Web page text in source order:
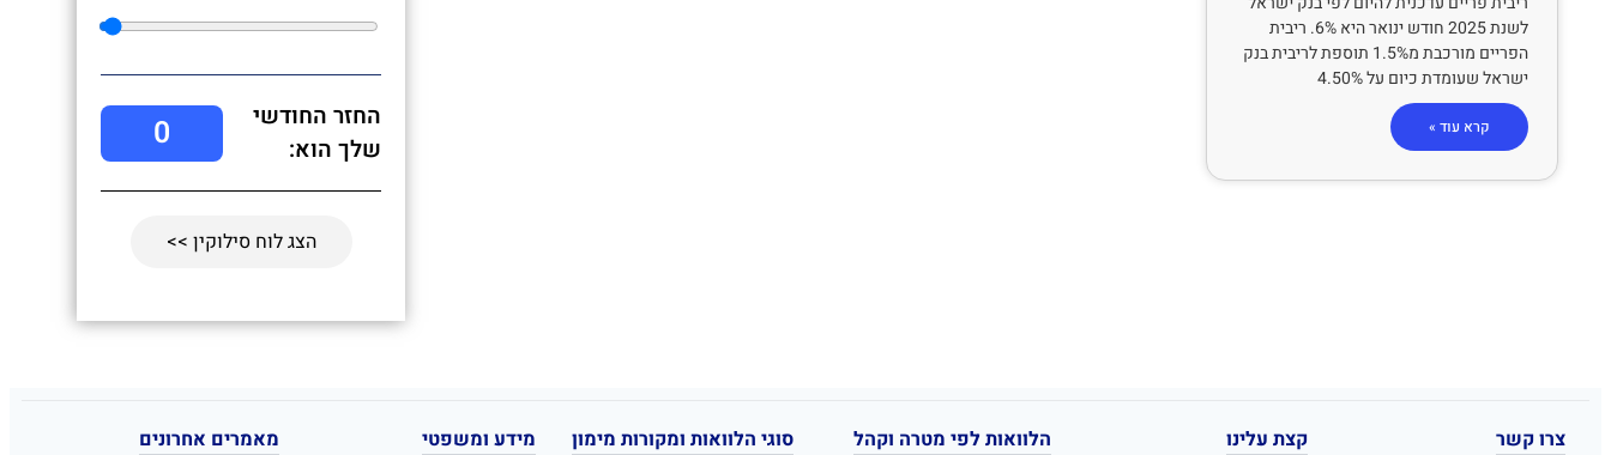
לשנת 2025 חודש ינואר היא 6%. ריבית
הפריים מורכבת מ1.5% תוספת לריבית בנק
ישראל שעומדת כיום על 4.50%
קרא עוד »
החזר החודשי
שלך הוא:
0
הצג לוח סילוקין >>
צרו קשר
קצת עלינו
הלוואות לפי מטרה וקהל
סוגי הלוואות ומקורות מימון
מידע ומשפטי
מאמרים אחרונים